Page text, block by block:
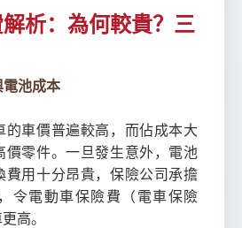
析：為何較貴？三
電池成本
的車價普遍較高，而佔成本大
價零件。一旦發生意外，電池
費用十分昂貴，保險公司承擔
令電動車保險費（電車保險
高。